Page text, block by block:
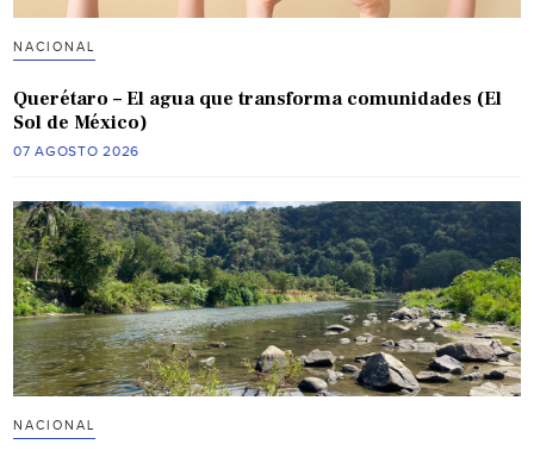
NACIONAL
Querétaro – El agua que transforma comunidades (El
Sol de México)
07 AGOSTO 2026
NACIONAL